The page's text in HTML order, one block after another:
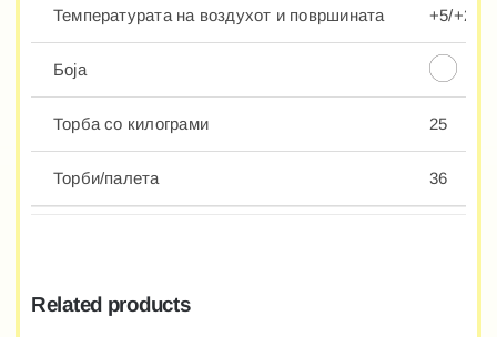
Температурата на воздухот и површината +5/
Боја
Торба со килограми 25
Торби/палета 36
Related products